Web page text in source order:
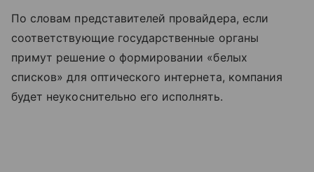
По словам представителей провайдера, если
соответствующие государственные органы
примут решение о формировании «белых
списков» для оптического интернета, компания
будет неукоснительно его исполнять.